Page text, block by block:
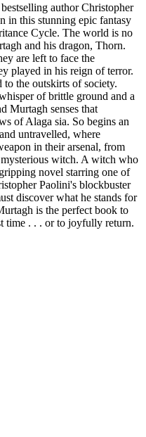
author Christopher
in this stunning epic fantasy
Cycle. The world is no
and his dragon, Thorn.
are left to face the
played in his reign of terror.
the outskirts of society.
of brittle ground and a
Murtagh senses that
of Alaga sia. So begins an
untravelled, where
in their arsenal, from
witch. A witch who
novel starring one of
Paolini's blockbuster
discover what he stands for
is the perfect book to
time . . . or to joyfully return.